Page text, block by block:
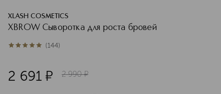
XLASH COSMETICS
XBROW Сыворотка для роста бровей
5из 5144 (144)
2 691 ¤ 2 990 ¤